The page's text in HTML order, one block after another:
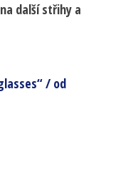
další střihy a
/ od